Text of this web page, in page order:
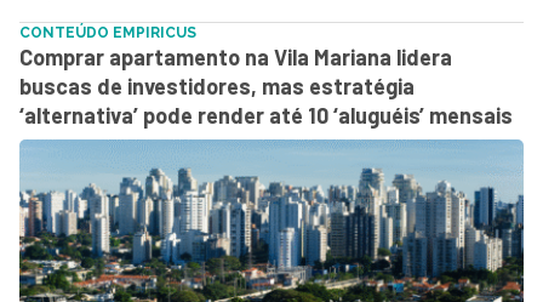
CONTEÚDO EMPIRICUS
Comprar apartamento na Vila Mariana lidera
buscas de investidores, mas estratégia
‘alternativa’ pode render até 10 ‘aluguéis’ mensais